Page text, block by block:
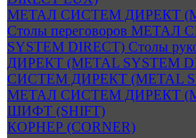
МЕТАЛ СИСТЕМ ДИРЕКТ
Столы переговоров
SYSTEM DIRECT) Столы
ДИРЕКТ (METAL SYSTEM
СИСТЕМ ДИРЕКТ (METAL
МЕТАЛ СИСТЕМ ДИРЕКТ
ШИФТ (SHIFT)
КОРНЕР (CORNER)